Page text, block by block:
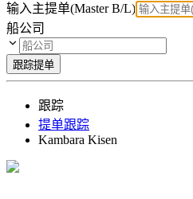
输入主提单(Master B/L)
船公司
跟踪提单
跟踪
提单跟踪
Kambara Kisen